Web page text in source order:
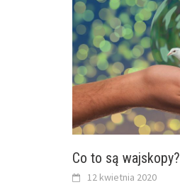
Co to są wajskopy?
12 kwietnia 2020